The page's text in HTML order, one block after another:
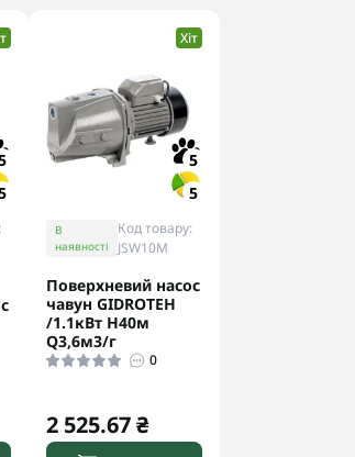
Хіт
5
5
В
наявності
Код товару:
JSW10M
Поверхневий насос
чавун GIDROTEH
/1.1кВт H40м
Q3,6м3/г
0
2 525.67 ₴